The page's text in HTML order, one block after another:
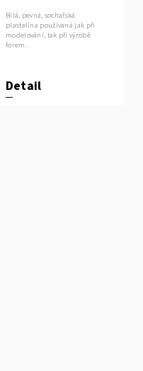
Detail
Bílá, pevná, sochařská
plastelína používaná jak při
modelování, tak při výrobě
forem.